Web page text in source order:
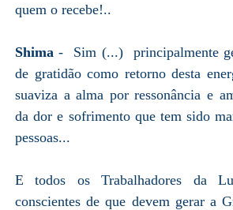
quem o recebe!..
Shima- Sim (...) principalmente
de gratidão como retorno desta
suaviza a alma por ressonância e
da dor e sofrimento que tem sido
pessoas...
E todos os Trabalhadores da
conscientes de que devem gerar a